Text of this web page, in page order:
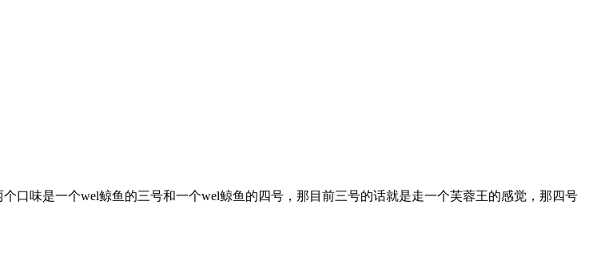
口味是一个wel鲸鱼的三号和一个wel鲸鱼的四号，那目前三号的话就是走一个芙蓉王的感觉，那四号